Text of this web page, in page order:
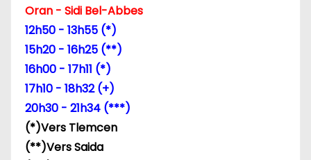
n
d
e
Oran - Sidi Bel-Abbes
12h50 - 13h55 (*)
15h20 - 16h25 (**)
16h00 - 17h11 (*)
17h10 - 18h32 (+)
20h30 - 21h34 (***)
(*)Vers Tlemcen
(**)Vers Saida